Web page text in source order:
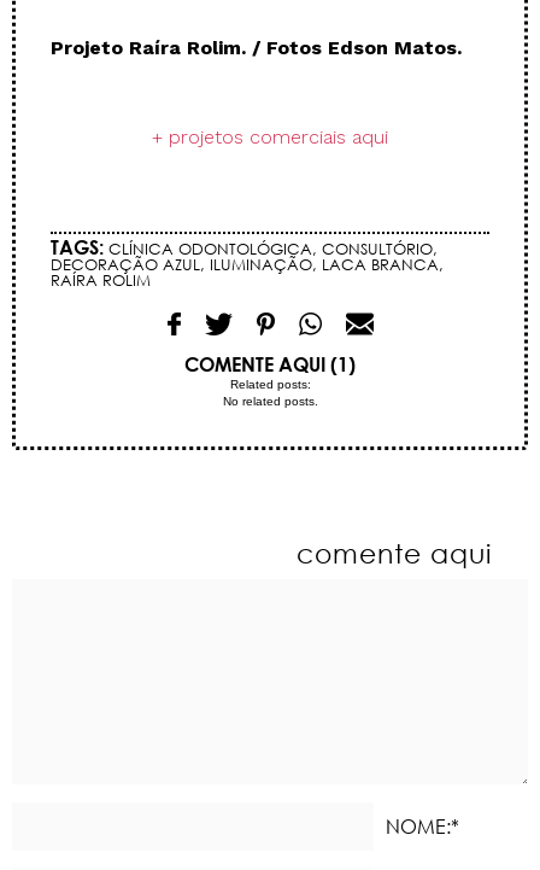
Projeto Raíra Rolim. / Fotos Edson Matos.
+ projetos comerciais aqui
TAGS: CLÍNICA ODONTOLÓGICA, CONSULTÓRIO,
DECORAÇÃO AZUL , ILUMINAÇÃO, LACA BRANCA,
RAÍRA ROLIM
COMENTE AQUI (1)
Related posts:
No related posts.
comente aqui
NOME:*